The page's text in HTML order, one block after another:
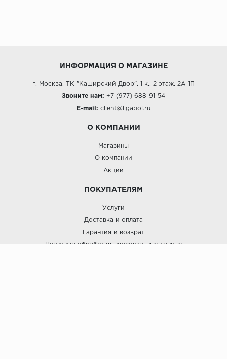
ИНФОРМАЦИЯ О МАГАЗИНЕ
г. Москва, ТК "Каширский Двор", 1 к., 2 этаж, 2А-1П
Звоните нам: +7 (977) 688-91-54
E-mail: client@ligapol.ru
О КОМПАНИИ
Магазины
О компании
Акции
ПОКУПАТЕЛЯМ
Услуги
Доставка и оплата
Гарантия и возврат
Политика обработки персональных данных